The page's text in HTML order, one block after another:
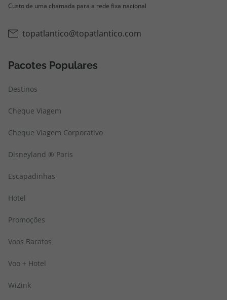
Custo de uma chamada para a rede fixa nacional
topatlantico@topatlantico.com
Pacotes Populares
Destinos
Cheque Viagem
Cheque Viagem Corporativo
Disneyland ® Paris
Escapadinhas
Hotel
Promoções
Voos Baratos
Voo + Hotel
WiZink